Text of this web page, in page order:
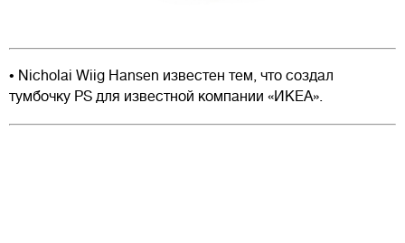
• Nicholai Wiig Hansen известен тем, что создал
тумбочку PS для известной компании «ИКЕА».